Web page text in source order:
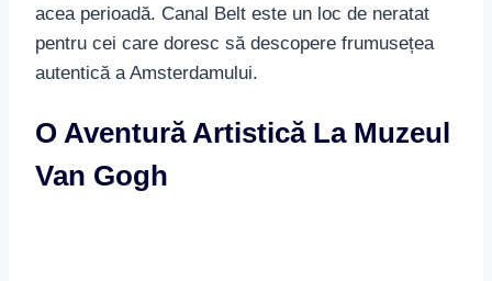
acea perioadă. Canal Belt este un loc de neratat
pentru cei care doresc să descopere frumusețea
autentică a Amsterdamului.
O Aventură Artistică La Muzeul
Van Gogh